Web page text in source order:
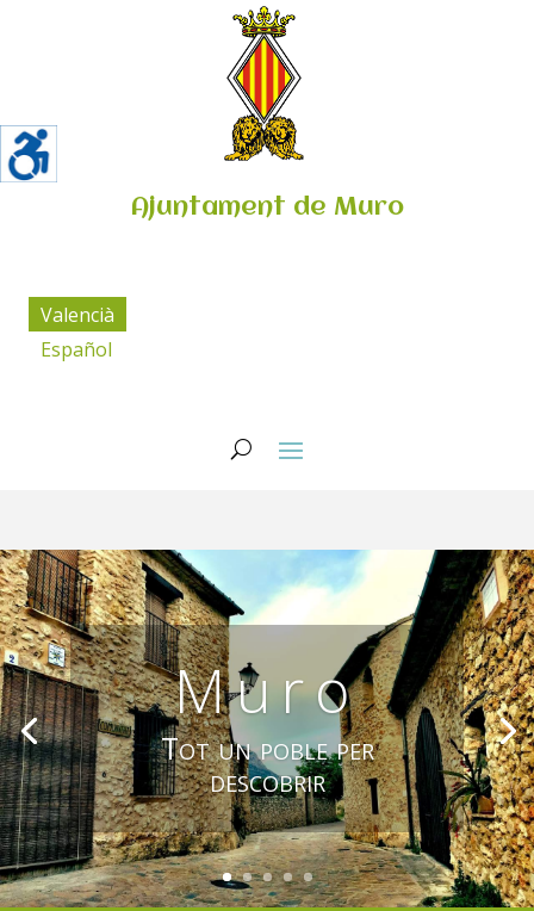
Ajuntament de Muro
Valencià
Español
Muro
Tot un poble per
descobrir